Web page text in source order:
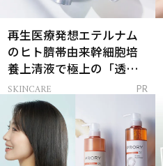
再生医療発想エテルナム
のヒト臍帯由来幹細胞培
養上清液で極上の「透明
感ハリ肌」へ
SKINCARE PR